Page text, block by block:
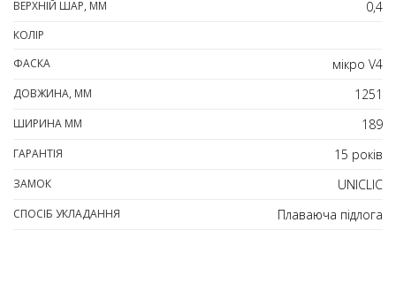
ВЕРХНІЙ ШАР, ММ 0,4
КОЛІР
ФАСКА
мікро V4
ДОВЖИНА, ММ 1251
ШИРИНА ММ 189
ГАРАНТІЯ 15 років
ЗАМОК UNICLIC
СПОСІБ УКЛАДАННЯ Плаваюча підлога